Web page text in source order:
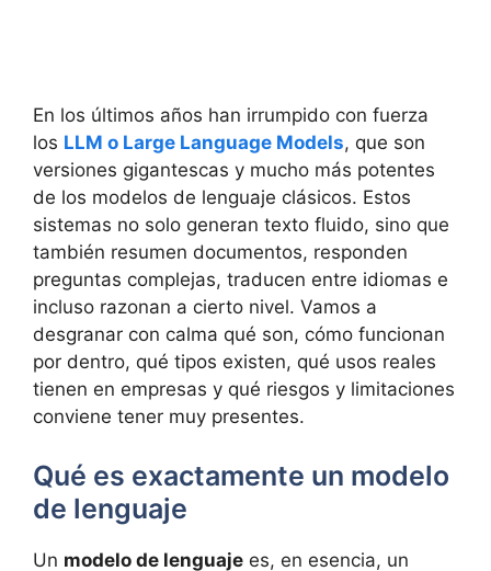
En los últimos años han irrumpido con fuerza
los LLM o Large Language Models, que son
versiones gigantescas y mucho más potentes
de los modelos de lenguaje clásicos. Estos
sistemas no solo generan texto fluido, sino que
también resumen documentos, responden
preguntas complejas, traducen entre idiomas e
incluso razonan a cierto nivel. Vamos a
desgranar con calma qué son, cómo funcionan
por dentro, qué tipos existen, qué usos reales
tienen en empresas y qué riesgos y limitaciones
conviene tener muy presentes.
Qué es exactamente un modelo
de lenguaje
Un modelo de lenguaje es, en esencia, un